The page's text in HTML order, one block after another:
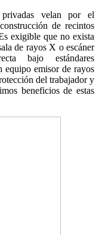
velan por el
de recintos
exigible que no exista
de rayos X o escáner
bajo estándares
equipo emisor de rayos
del trabajador y
beneficios de estas